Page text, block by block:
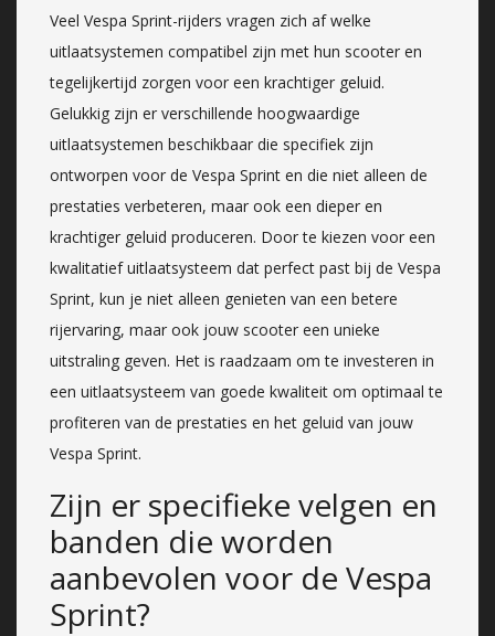
Veel Vespa Sprint-rijders vragen zich af welke
uitlaatsystemen compatibel zijn met hun scooter en
tegelijkertijd zorgen voor een krachtiger geluid.
Gelukkig zijn er verschillende hoogwaardige
uitlaatsystemen beschikbaar die specifiek zijn
ontworpen voor de Vespa Sprint en die niet alleen de
prestaties verbeteren, maar ook een dieper en
krachtiger geluid produceren. Door te kiezen voor een
kwalitatief uitlaatsysteem dat perfect past bij de Vespa
Sprint, kun je niet alleen genieten van een betere
rijervaring, maar ook jouw scooter een unieke
uitstraling geven. Het is raadzaam om te investeren in
een uitlaatsysteem van goede kwaliteit om optimaal te
profiteren van de prestaties en het geluid van jouw
Vespa Sprint.
Zijn er specifieke velgen en
banden die worden
aanbevolen voor de Vespa
Sprint?